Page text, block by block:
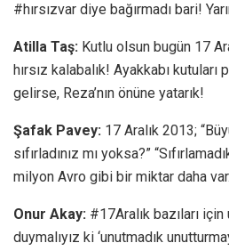
#hırsızvar diye bağırmadı bari!
Atilla Taş: Kutlu olsun bugün 17
hırsız kalabalık! Ayakkabı
gelirse, Reza’nın önüne yatarık!
Şafak Pavey: 17 Aralık 2013;
sıfırladınız mı yoksa?”
milyon Avro gibi bir miktar daha
Onur Akay: #17Aralık bazıları
duymalıyız ki ‘unutmadık